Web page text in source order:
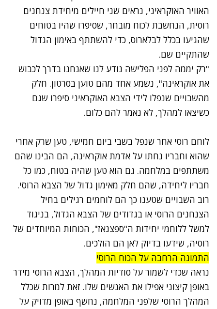
האוויר האוקראיני, נראים שני חיילים מיחידת צנחנים
רוסית, הנחשבת לכוח מובחר, שסיפרו שהיו בטוחים
שהגיעו בכלל לבלארוס, כדי להשתתף באימון הגדול
שהתקיים שם.
"רק יממה לפני הפלישה נודע לנו שאנחנו בדרך לכבוש
את אוקראינה", נשמע אחד מהם טוען בסרטון. חלק
מהשבויים שנפלו לידי הצבא האוקראיני סיפרו שגם
כשיצאו למהלך, לא נאמר להם כלום.
נתקלנו בבעיה
נסה שוב
לוחם רוסי אחר שנפל בשבי ביום חמישי, טען שרק אחרי
שהוא וחבריו נחתו על אדמת אוקראינה, הם הבינו שהם
משתתפים במלחמה. גם הוא טען שהיה בטוח, כמו כל
חבריו ליחידה, שהם חלק מאימון גדול של הצבא הרוסי.
רוב השבויים שטענו כך הם לוחמים רגילים בחיל
הצנחנים הרוסי או בגדודים של הצבא הגדול, בניגוד
למשל ללוחמי יחידות ה"ספצנאז", הכוחות המיוחדים של
רוסיה, שידעו בדיוק לאן הם הולכים.
התמונה הרחבה על הכוח הרוסי
נראה שכדי לשמור על סודיות המהלך, הצבא הרוסי מידר
באופן קיצוני אפילו את האנשים שלו. זאת למרות שכלל
המהלך הרוסי שלפני המלחמה, נחשף באופן מדויק על